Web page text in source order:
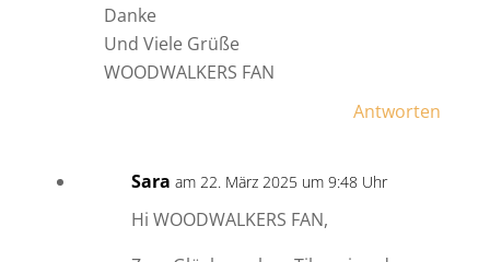
Danke
Und Viele Grüße
WOODWALKERS FAN
Antworten
Sara am 22. März 2025 um 9:48 Uhr
Hi WOODWALKERS FAN,